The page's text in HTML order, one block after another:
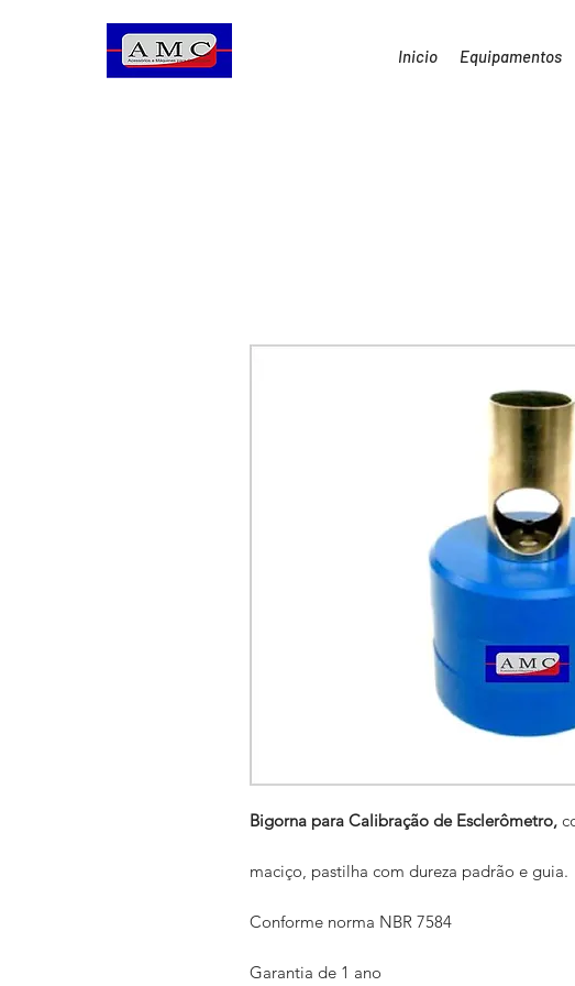
Inicio Equipamentos
Bigorna para Calibração de Esclerômetro,
maciço, pastilha com dureza padrão e guia.
Conforme norma NBR 7584
Garantia de 1 ano